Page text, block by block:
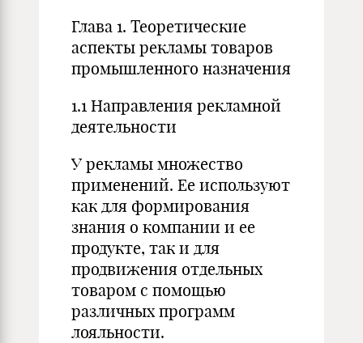
Глава 1. Теоретические
аспекты рекламы товаров
промышленного назначения
1.1 Направления рекламной
деятельности
У рекламы множество
применений. Ее используют
как для формирования
знания о компании и ее
продукте, так и для
продвижения отдельных
товаром с помощью
различных программ
лояльности.